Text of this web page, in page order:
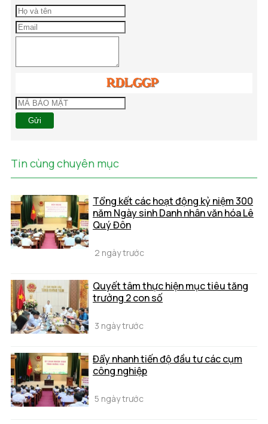
Gửi
Tin cùng chuyên mục
Tổng kết các hoạt động kỷ niệm 300
năm Ngày sinh Danh nhân văn hóa Lê
Quý Đôn
2 ngày trước
Quyết tâm thực hiện mục tiêu tăng
trưởng 2 con số
3 ngày trước
Đẩy nhanh tiến độ đầu tư các cụm
công nghiệp
5 ngày trước